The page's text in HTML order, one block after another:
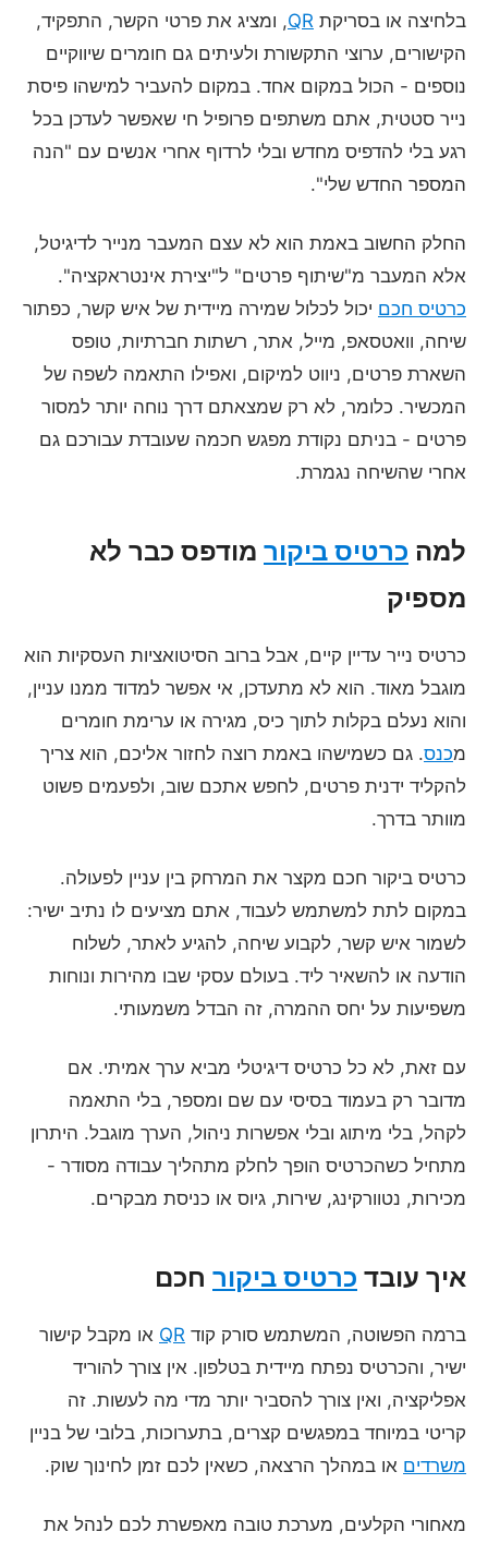
בלחיצה או בסריקת QR, ומציג את פרטי הקשר, התפקיד,
הקישורים, ערוצי התקשורת ולעיתים גם חומרים שיווקיים
נוספים - הכול במקום אחד. במקום להעביר למישהו פיסת
נייר סטטית, אתם משתפים פרופיל חי שאפשר לעדכן בכל
רגע בלי להדפיס מחדש ובלי לרדוף אחרי אנשים עם "הנה
המספר החדש שלי".
החלק החשוב באמת הוא לא עצם המעבר מנייר לדיגיטל,
אלא המעבר מ"שיתוף פרטים" ל"יצירת אינטראקציה".
כרטיס חכם יכול לכלול שמירה מיידית של איש קשר, כפתור
שיחה, וואטסאפ, מייל, אתר, רשתות חברתיות, טופס
השארת פרטים, ניווט למיקום, ואפילו התאמה לשפה של
המכשיר. כלומר, לא רק שמצאתם דרך נוחה יותר למסור
פרטים - בניתם נקודת מפגש חכמה שעובדת עבורכם גם
אחרי שהשיחה נגמרת.
למה כרטיס ביקור מודפס כבר לא
מספיק
כרטיס נייר עדיין קיים, אבל ברוב הסיטואציות העסקיות הוא
מוגבל מאוד. הוא לא מתעדכן, אי אפשר למדוד ממנו עניין,
והוא נעלם בקלות לתוך כיס, מגירה או ערימת חומרים
מכנס. גם כשמישהו באמת רוצה לחזור אליכם, הוא צריך
להקליד ידנית פרטים, לחפש אתכם שוב, ולפעמים פשוט
מוותר בדרך.
כרטיס ביקור חכם מקצר את המרחק בין עניין לפעולה.
במקום לתת למשתמש לעבוד, אתם מציעים לו נתיב ישיר:
לשמור איש קשר, לקבוע שיחה, להגיע לאתר, לשלוח
הודעה או להשאיר ליד. בעולם עסקי שבו מהירות ונוחות
משפיעות על יחס ההמרה, זה הבדל משמעותי.
עם זאת, לא כל כרטיס דיגיטלי מביא ערך אמיתי. אם
מדובר רק בעמוד בסיסי עם שם ומספר, בלי התאמה
לקהל, בלי מיתוג ובלי אפשרות ניהול, הערך מוגבל. היתרון
מתחיל כשהכרטיס הופך לחלק מתהליך עבודה מסודר -
מכירות, נטוורקינג, שירות, גיוס או כניסת מבקרים.
איך עובד כרטיס ביקור חכם
ברמה הפשוטה, המשתמש סורק קוד QR או מקבל קישור
ישיר, והכרטיס נפתח מיידית בטלפון. אין צורך להוריד
אפליקציה, ואין צורך להסביר יותר מדי מה לעשות. זה
קריטי במיוחד במפגשים קצרים, בתערוכות, בלובי של בניין
משרדים או במהלך הרצאה, כשאין לכם זמן לחינוך שוק.
מאחורי הקלעים, מערכת טובה מאפשרת לכם לנהל את